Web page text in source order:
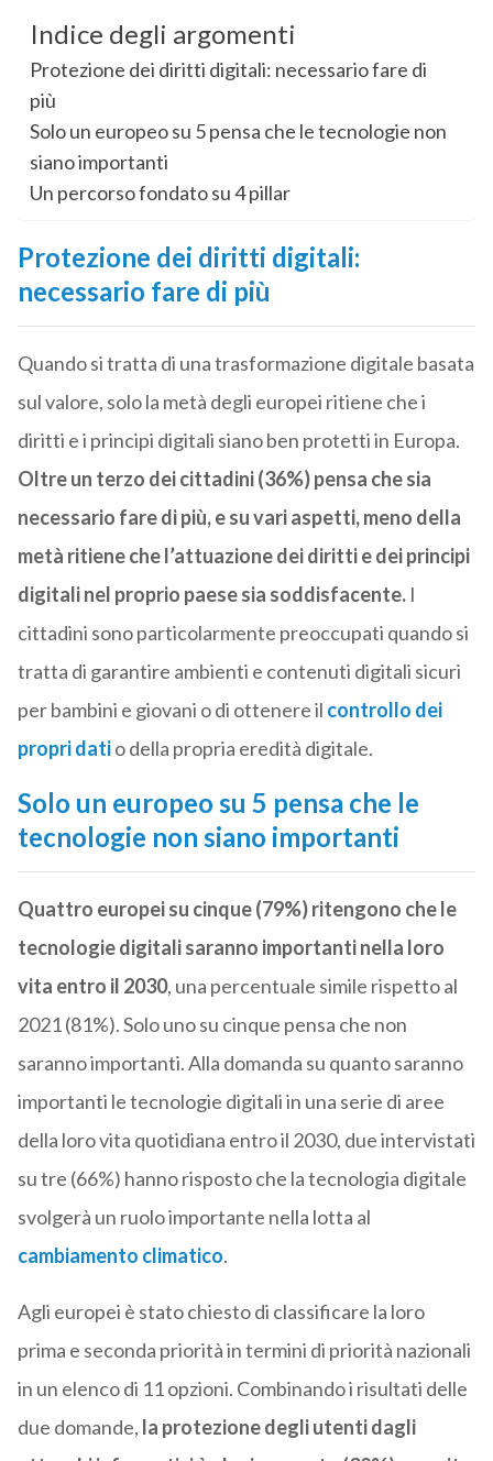
Indice degli argomenti
Protezione dei diritti digitali: necessario fare di
più
Solo un europeo su 5 pensa che le tecnologie non
siano importanti
Un percorso fondato su 4 pillar
Protezione dei diritti digitali:
necessario fare di più
Quando si tratta di una trasformazione digitale basata
sul valore, solo la metà degli europei ritiene che i
diritti e i principi digitali siano ben protetti in Europa.
Oltre un terzo dei cittadini (36%) pensa che sia
necessario fare di più, e su vari aspetti, meno della
metà ritiene che l’attuazione dei diritti e dei principi
digitali nel proprio paese sia soddisfacente.I
cittadini sono particolarmente preoccupati quando si
tratta di garantire ambienti e contenuti digitali sicuri
per bambini e giovani o di ottenere il controllo dei
propri datio della propria eredità digitale.
Solo un europeo su 5 pensa che le
tecnologie non siano importanti
Quattro europei su cinque (79%) ritengono che le
tecnologie digitali saranno importanti nella loro
vita entro il 2030, una percentuale simile rispetto al
2021 (81%). Solo uno su cinque pensa che non
saranno importanti. Alla domanda su quanto saranno
importanti le tecnologie digitali in una serie di aree
della loro vita quotidiana entro il 2030, due intervistati
su tre (66%) hanno risposto che la tecnologia digitale
svolgerà un ruolo importante nella lotta al
cambiamento climatico.
Agli europei è stato chiesto di classificare la loro
prima e seconda priorità in termini di priorità nazionali
in un elenco di 11 opzioni. Combinando i risultati delle
due domande, la protezione degli utenti dagli